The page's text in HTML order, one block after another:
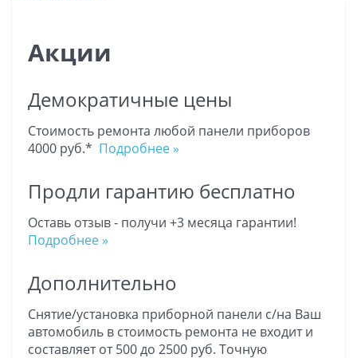
Акции
Демократичные цены
Стоимость ремонта любой панели приборов
4000 руб.* Подробнее »
Продли гарантию бесплатно
Оставь отзыв - получи +3 месяца гарантии!
Подробнее »
Дополнительно
Снятие/установка приборной панели с/на Ваш
автомобиль в стоимость ремонта не входит и
составляет от 500 до 2500 руб. Точную